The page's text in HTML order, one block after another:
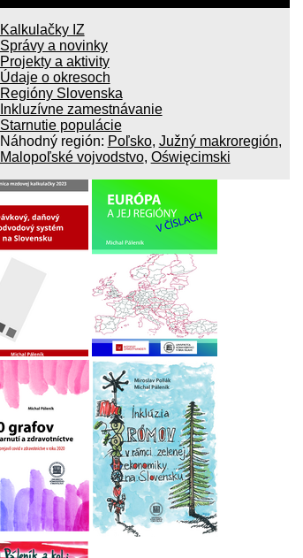
Kalkulačky IZ
Správy a novinky
Projekty a aktivity
Údaje o okresoch
Regióny Slovenska
Inkluzívne zamestnávanie
Starnutie populácie
Náhodný región: Poľsko, Južný makroregión,
Malopoľské vojvodstvo, Oświęcimski